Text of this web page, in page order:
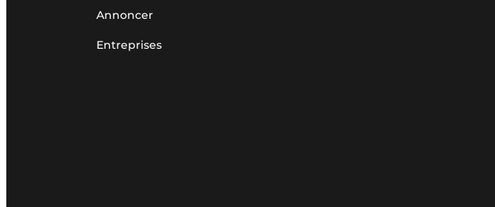
Annoncer
Entreprises